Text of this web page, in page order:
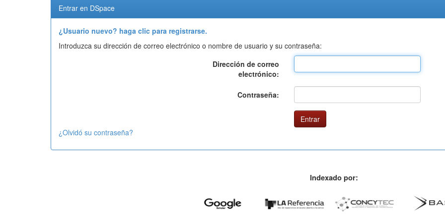
Entrar en DSpace
¿Usuario nuevo? haga clic para registrarse.
Introduzca su dirección de correo electrónico o nombre de usuario y su contraseña:
Dirección de correo
electrónico:
Contraseña:
¿Olvidó su contraseña?
Indexado por: